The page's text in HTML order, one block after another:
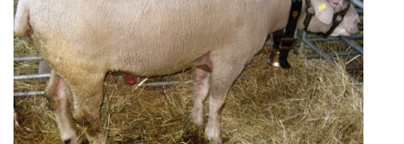
ZÁKLADY CHOVATELSTVÍ
CHOV SKOTU